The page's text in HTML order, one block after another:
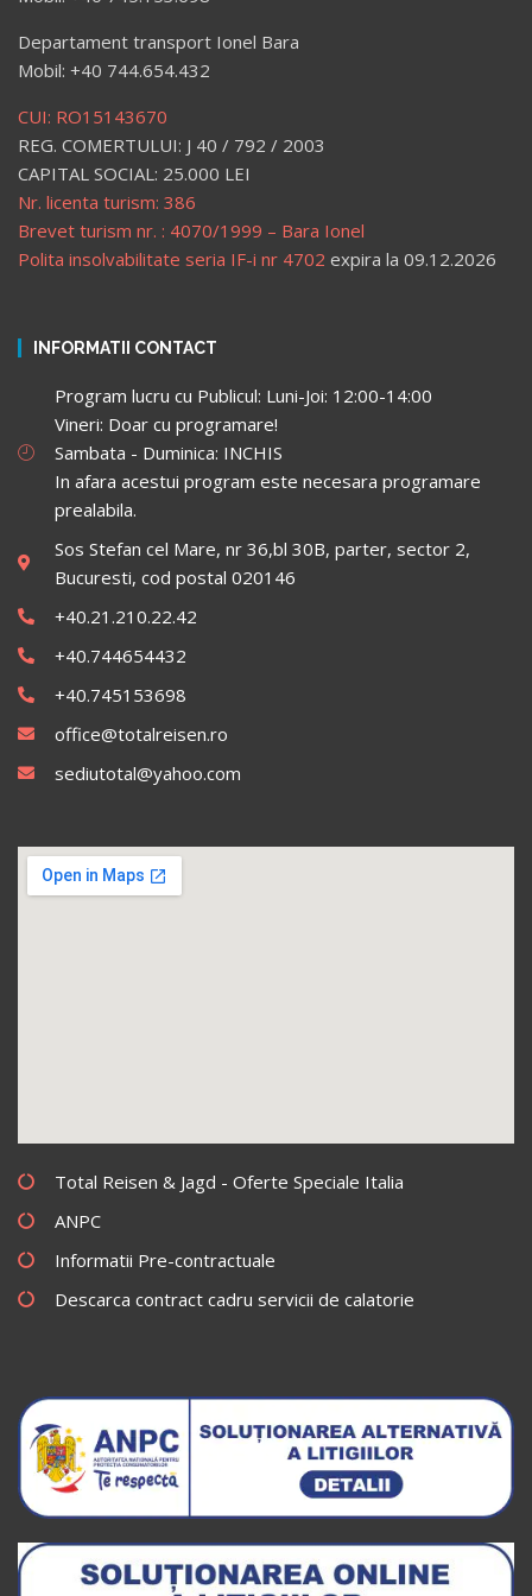
Departament transport Ionel Bara
Mobil: +40 744.654.432
CUI: RO15143670
REG. COMERTULUI: J 40 / 792 / 2003
CAPITAL SOCIAL: 25.000 LEI
Nr. licenta turism: 386
Brevet turism nr. : 4070/1999 – Bara Ionel
Polita insolvabilitate seria IF-i nr 4702 expira la 09.12.2026
INFORMATII CONTACT
Program lucru cu Publicul: Luni-Joi: 12:00-14:00
Vineri: Doar cu programare!
Sambata - Duminica: INCHIS
In afara acestui program este necesara programare
prealabila.
Sos Stefan cel Mare, nr 36,bl 30B, parter, sector 2,
Bucuresti, cod postal 020146
+40.21.210.22.42
+40.744654432
+40.745153698
office@totalreisen.ro
sediutotal@yahoo.com
Total Reisen & Jagd - Oferte Speciale Italia
ANPC
Informatii Pre-contractuale
Descarca contract cadru servicii de calatorie